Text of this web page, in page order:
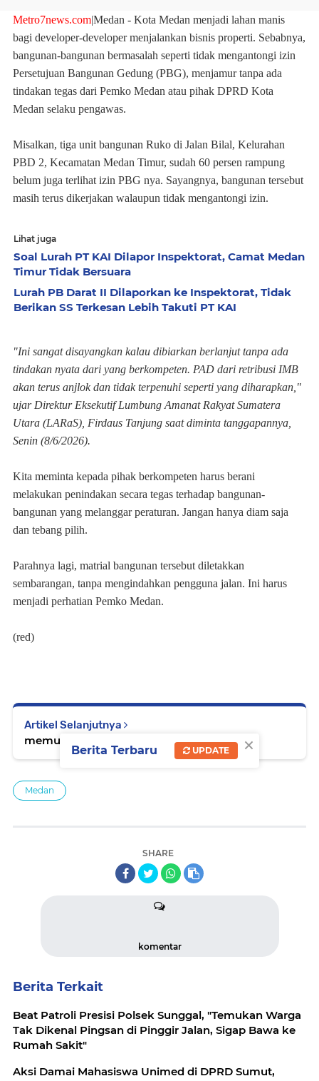
Metro7news.com|Medan - Kota Medan menjadi lahan manis
bagi developer-developer menjalankan bisnis properti. Sebabnya,
bangunan-bangunan bermasalah seperti tidak mengantongi izin
Persetujuan Bangunan Gedung (PBG), menjamur tanpa ada
tindakan tegas dari Pemko Medan atau pihak DPRD Kota
Medan selaku pengawas.
Misalkan, tiga unit bangunan Ruko di Jalan Bilal, Kelurahan
PBD 2, Kecamatan Medan Timur, sudah 60 persen rampung
belum juga terlihat izin PBG nya. Sayangnya, bangunan tersebut
masih terus dikerjakan walaupun tidak mengantongi izin.
Lihat juga
Soal Lurah PT KAI Dilapor Inspektorat, Camat Medan
Timur Tidak Bersuara
Lurah PB Darat II Dilaporkan ke Inspektorat, Tidak
Berikan SS Terkesan Lebih Takuti PT KAI
"Ini sangat disayangkan kalau dibiarkan berlanjut tanpa ada
tindakan nyata dari yang berkompeten. PAD dari retribusi IMB
akan terus anjlok dan tidak terpenuhi seperti yang diharapkan,"
ujar Direktur Eksekutif Lumbung Amanat Rakyat Sumatera
Utara (LARaS), Firdaus Tanjung saat diminta tanggapannya,
Senin (8/6/2026).
Kita meminta kepada pihak berkompeten harus berani
melakukan penindakan secara tegas terhadap bangunan-
bangunan yang melanggar peraturan. Jangan hanya diam saja
dan tebang pilih.
Parahnya lagi, matrial bangunan tersebut diletakkan
sembarangan, tanpa mengindahkan pengguna jalan. Ini harus
menjadi perhatian Pemko Medan.
(red)
Artikel Selanjutnya
memuat...
Medan
SHARE
komentar
Berita Terkait
Beat Patroli Presisi Polsek Sunggal, "Temukan Warga
Tak Dikenal Pingsan di Pinggir Jalan, Sigap Bawa ke
Aksi Damai Mahasiswa Unimed di DPRD Sumut,
×
Berita Terbaru UPDATE